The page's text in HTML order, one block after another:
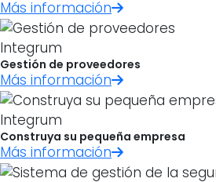
Más información
Integrum
Gestión de proveedores
Más información
Integrum
Construya su pequeña empresa
Más información